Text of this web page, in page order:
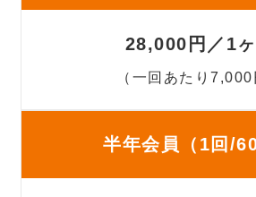
28,000円／1ヶ
（一回あたり7,000
半年会員（1回/60